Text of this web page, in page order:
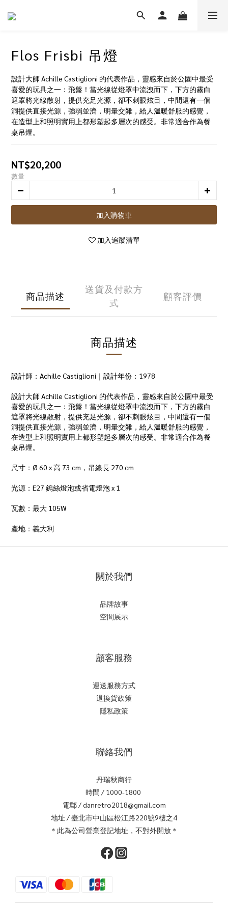
Flos Frisbi 吊燈
設計大師 Achille Castiglioni 的代表作品，靈感來自於公園中最受
喜愛的玩具之一：飛盤！當光線從燈罩中流洩而下，下方的霧白
遮罩將光線散射，提供充足光源，卻不刺眼炫目，中間還有一個
洞提供直接光源，強弱並濟，明暈交雜，給人溫暖舒服的感覺，
在造型上和照明實用上都形塑起多層次的感受。非常適合作為餐
桌吊燈。
NT$20,200
數量
加入購物車
加入追蹤清單
商品描述
送貨及付款方
式
顧客評價
商品描述
設計師：Achille Castiglioni｜設計年份：1978
設計大師 Achille Castiglioni 的代表作品，靈感來自於公園中最受
喜愛的玩具之一：飛盤！當光線從燈罩中流洩而下，下方的霧白
遮罩將光線散射，提供充足光源，卻不刺眼炫目，中間還有一個
洞提供直接光源，強弱並濟，明暈交雜，給人溫暖舒服的感覺，
在造型上和照明實用上都形塑起多層次的感受。非常適合作為餐
桌吊燈。
尺寸：Ø 60 x 高 73 cm，吊線長 270 cm
光源：E27 鎢絲燈泡或省電燈泡 x 1
瓦數：最大 105W
產地：義大利
關於我們
品牌故事
空間展示
顧客服務
運送服務方式
退換貨政策
隱私政策
聯絡我們
丹瑞秋商行
時間 / 1000-1800
電郵 / danretro2018@gmail.com
地址 / 臺北市中山區松江路220號9樓之4
＊此為公司營業登記地址，不對外開放＊